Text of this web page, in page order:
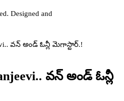
Designed and
వన్ అండ్ ఓన్లీ మెగాస్టార్.!
వన్ అండ్ ఓన్లీ